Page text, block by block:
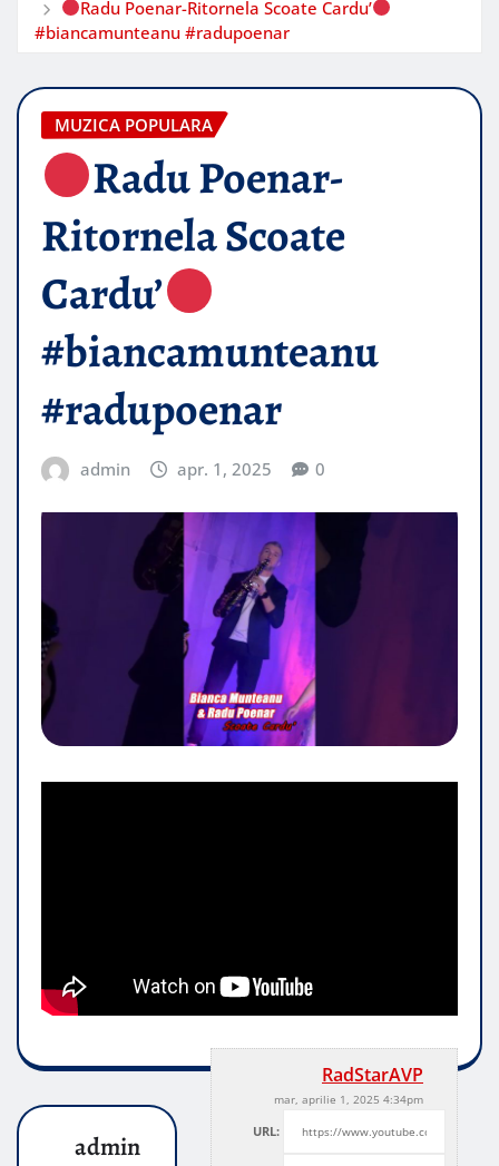
Radu Poenar-Ritornela Scoate Cardu’
#biancamunteanu #radupoenar
MUZICA POPULARA
Radu Poenar-
Ritornela Scoate
Cardu’
#biancamunteanu
#radupoenar
admin apr. 1, 2025 0
RadStarAVP
mar, aprilie 1, 2025 4:34pm
URL:
admin